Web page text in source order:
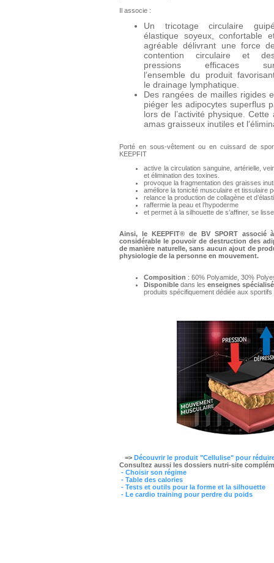
Il associe :
Un tricotage circulaire
élastique soyeux, confortable
agréable délivrant une force
contention circulaire et
pressions efficaces
l’ensemble du produit
le drainage lymphatique.
Des rangées de mailles rigides
piéger les adipocytes superflus
lors de l’activité physique.
amas graisseux inutiles et
Porté en sous-vêtement ou en cuissard de
KEEPFIT
active la circulation sanguine, artérielle,
et élimination des toxines.
provoque la fragmentation des graisses
améliore la tonicité musculaire et tissulaire
relance la production de collagène et
raffermie la peau et l’hypoderme
et permet à la silhouette de s’affiner, se
Ainsi, le KEEPFIT® de BV SPORT associé
considérable le pouvoir de destruction des
de manière naturelle, sans aucun ajout de
physiologie de la personne en mouvement.
Composition : 60% Polyamide, 30%
Disponible dans les enseignes
produits spécifiquement dédiée aux
=> Découvrir le produit "Cellulise" pour
Consultez aussi les dossiers nutri-site
- Choisir son régime
- Table des calories
- Tests et outils pour la forme et la silhouette
- Le cardio training pour perdre du poids